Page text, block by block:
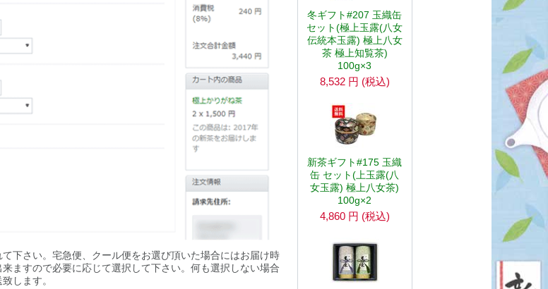
下さい。宅急便、クール便をお選び頂いた場合にはお届け時
ますので必要に応じて選択して下さい。何も選択しない場合
します。
冬ギフト#207 玉織缶
セット(極上玉露(八女
伝統本玉露) 極上八女
茶 極上知覧茶)
100g×3
8,532 円 (税込)
新茶ギフト#175 玉織
缶 セット(上玉露(八
女玉露) 極上八女茶)
100g×2
4,860 円 (税込)